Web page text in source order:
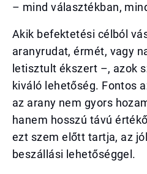
– mind választékban,
Akik befektetési célból
aranyrudat, érmét, vagy
letisztult ékszert –, azok
kiváló lehetőség. Fontos
az arany nem gyors
hanem hosszú távú
ezt szem előtt tartja, az
beszállási lehetőséggel.